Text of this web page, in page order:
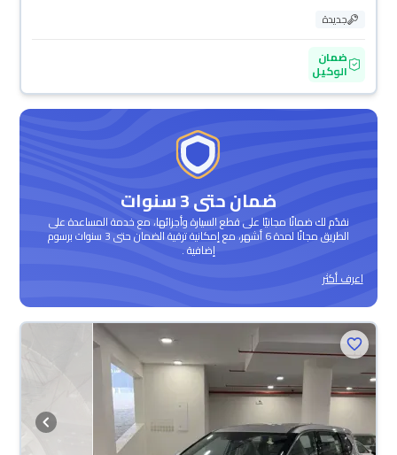
جديدة
ضمان
الوكيل
ضمان حتى 3 سنوات
نقدّم لك ضمانًا مجانيًا على قطع السيارة وأجزائها، مع خدمة المساعدة على
الطريق مجانًا لمدة 6 أشهر، مع إمكانية ترقية الضمان حتى 3 سنوات برسوم
إضافية .
اعرف أكثر